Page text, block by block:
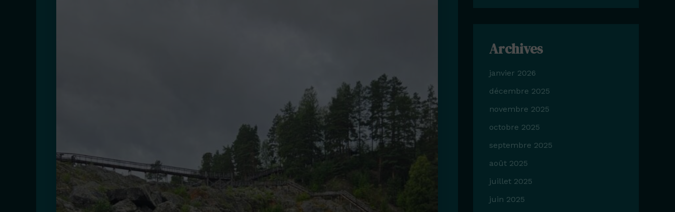
Archives
janvier 2026
décembre 2025
novembre 2025
octobre 2025
septembre 2025
août 2025
juillet 2025
juin 2025